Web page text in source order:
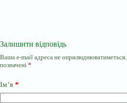
Залишити відповідь
Ваша e-mail адреса не оприлюднюватиметься.
позначені *
Ім’я *